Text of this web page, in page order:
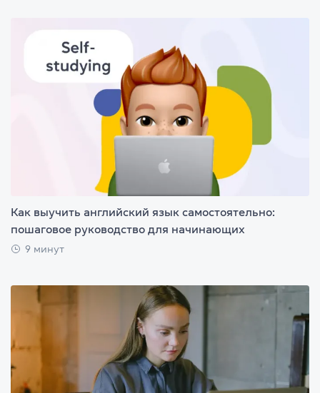
Как выучить английский язык самостоятельно:
пошаговое руководство для начинающих
9 минут